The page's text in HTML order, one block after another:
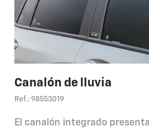
Canalón de lluvia
Ref.: 98553019
El canalón integrado